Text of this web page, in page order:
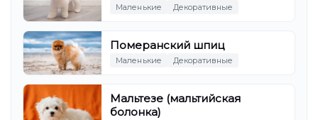
Маленькие Декоративные
Померанский шпиц
Маленькие Декоративные
Мальтезе (мальтийская
болонка)